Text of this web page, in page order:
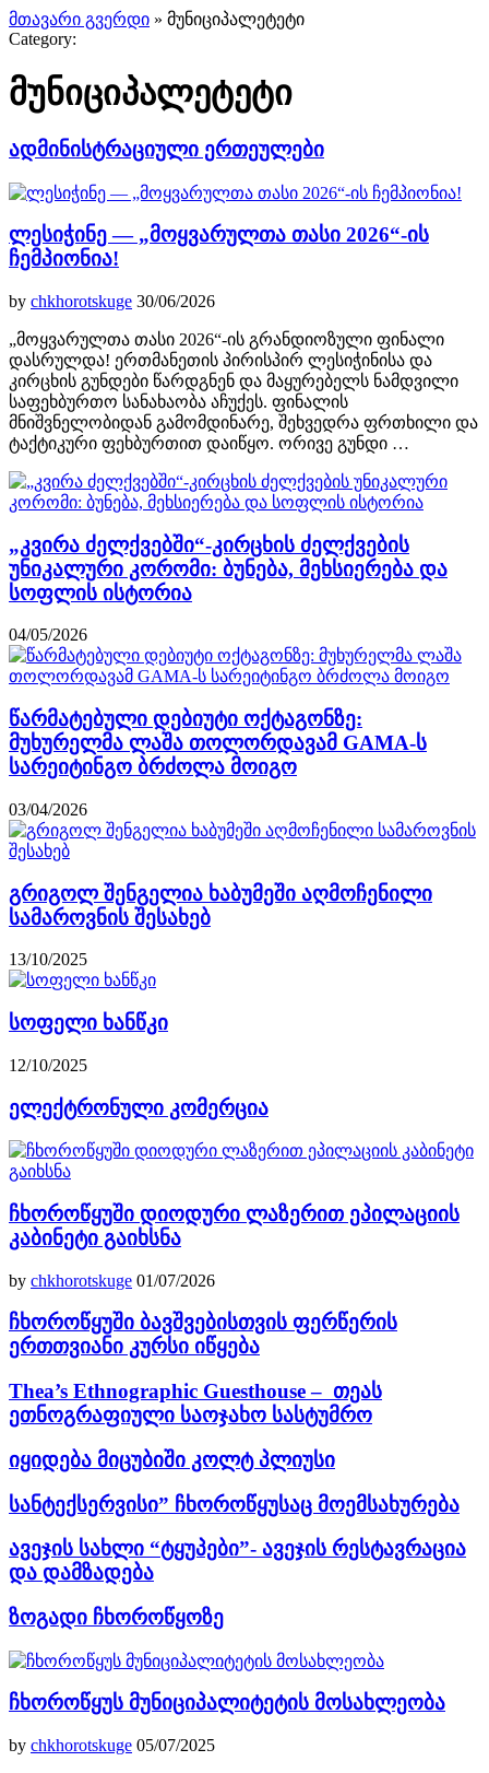
მთავარი გვერდი » მუნიციპალეტეტი
Category:
მუნიციპალეტეტი
ადმინისტრაციული ერთეულები
ლესიჭინე — „მოყვარულთა თასი 2026“-ის
ჩემპიონია!
by chkhorotskuge 30/06/2026
„მოყვარულთა თასი 2026“-ის გრანდიოზული ფინალი
დასრულდა! ერთმანეთის პირისპირ ლესიჭინისა და
კირცხის გუნდები წარდგნენ და მაყურებელს ნამდვილი
საფეხბურთო სანახაობა აჩუქეს. ფინალის
მნიშვნელობიდან გამომდინარე, შეხვედრა ფრთხილი და
ტაქტიკური ფეხბურთით დაიწყო. ორივე გუნდი …
„კვირა ძელქვებში“-კირცხის ძელქვების
უნიკალური კორომი: ბუნება, მეხსიერება და
სოფლის ისტორია
04/05/2026
წარმატებული დებიუტი ოქტაგონზე:
მუხურელმა ლაშა თოლორდავამ GAMA-ს
სარეიტინგო ბრძოლა მოიგო
03/04/2026
გრიგოლ შენგელია ხაბუმეში აღმოჩენილი
სამაროვნის შესახებ
13/10/2025
სოფელი ხანწკი
12/10/2025
ელექტრონული კომერცია
ჩხოროწყუში დიოდური ლაზერით ეპილაციის
კაბინეტი გაიხსნა
by chkhorotskuge 01/07/2026
ჩხოროწყუში ბავშვებისთვის ფერწერის
ერთთვიანი კურსი იწყება
Thea’s Ethnographic Guesthouse – თეას
ეთნოგრაფიული საოჯახო სასტუმრო
იყიდება მიცუბიში კოლტ პლიუსი
სანტექსერვისი” ჩხოროწყუსაც მოემსახურება
ავეჯის სახლი “ტყუპები”- ავეჯის რესტავრაცია
და დამზადება
ზოგადი ჩხოროწყოზე
ჩხოროწყუს მუნიციპალიტეტის მოსახლეობა
by chkhorotskuge 05/07/2025